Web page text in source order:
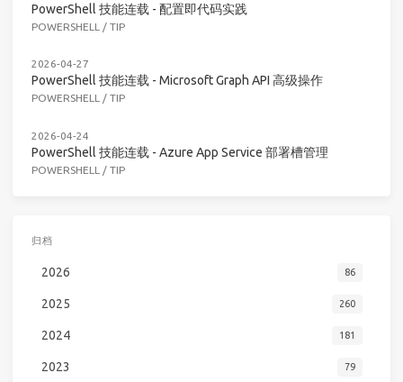
PowerShell 技能连载 - 配置即代码实践
POWERSHELL / TIP
2026-04-27
PowerShell 技能连载 - Microsoft Graph API 高级操作
POWERSHELL / TIP
2026-04-24
PowerShell 技能连载 - Azure App Service 部署槽管理
POWERSHELL / TIP
归档
2026 86
2025 260
2024 181
2023 79